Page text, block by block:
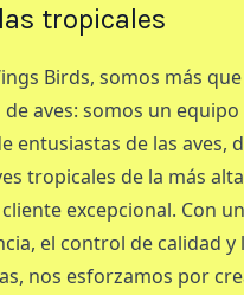
tropicales
Birds, somos más
aves: somos un equipo
entusiastas de las aves,
tropicales de la más
excepcional. Con
el control de calidad y
nos esforzamos por